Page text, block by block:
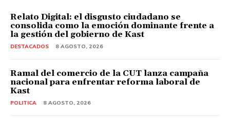
Relato Digital: el disgusto ciudadano se
consolida como la emoción dominante frente a
la gestión del gobierno de Kast
DESTACADOS 8 AGOSTO, 2026
Ramal del comercio de la CUT lanza campaña
nacional para enfrentar reforma laboral de
Kast
POLITICA 8 AGOSTO, 2026